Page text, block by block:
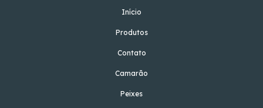
Início
Produtos
Contato
Camarão
Peixes